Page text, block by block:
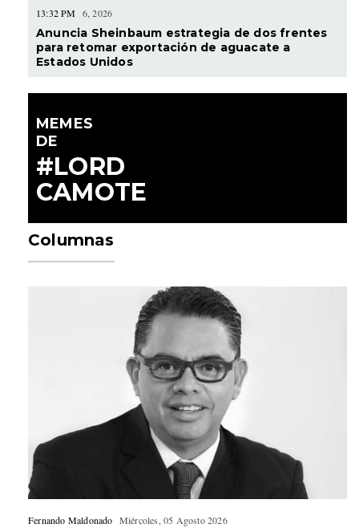
13:32 PM 6, 2026
Anuncia Sheinbaum estrategia de dos frentes
para retomar exportación de aguacate a
Estados Unidos
MEMES
DE
#LORD
CAMOTE
Columnas
Fernando Maldonado Miércoles, 05 Agosto 2026